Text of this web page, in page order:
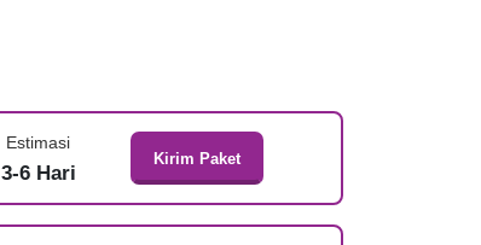
Estimasi
3-6 Hari
Kirim Paket